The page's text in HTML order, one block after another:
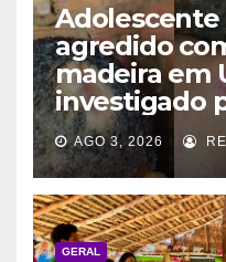
Adolescente
agredido
madeira em
investigado
AGO 3, 2026
GERAL